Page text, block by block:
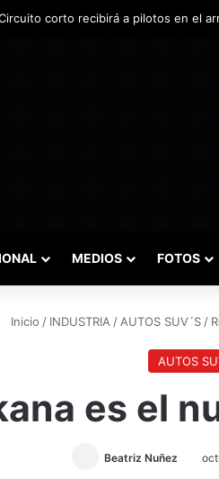
corto recibirá a pilotos en el
MEDIOS FOTOS
Inicio / INDUSTRIA / AUTOS SUV´S /
AUTOS
es el
Beatriz Nuñez